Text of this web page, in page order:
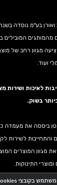
מהמותגים המובילים
מגוון רחב של
ועוד.
לאיכות ושירות
בשוק.
ביססה את מעמדה
לשירות
מגוון המוצרים
התינוקות.